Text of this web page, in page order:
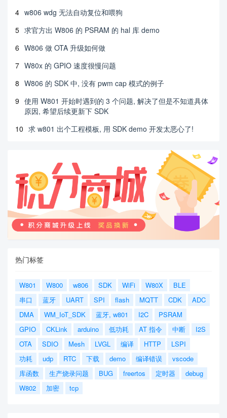
4 w806 wdg 无法自动复位和喂狗
5 求官方出 W806 的 PSRAM 的 hal 库 demo
6 W806 做 OTA 升级如何做
7 W80x 的 GPIO 速度很慢问题
8 W806 的 SDK 中, 没有 pwm cap 模式的例子
9 使用 W801 开始时遇到的 3 个问题, 解决了但是不知道具体
原因, 希望后续更新下 SDK
10 求 w801 出个工程模板, 用 SDK demo 开发太恶心了!
热门标签
W801 W800 w806 SDK WiFi W80X
BLE
串口
蓝牙 UART SPI flash MQTT CDK
ADC
DMA
WM_IoT_SDK 蓝牙, w801 I2C
PSRAM
GPIO
CKLink arduino 低功耗 AT 指令 中断
I2S
OTA
SDIO Mesh LVGL 编译 HTTP
LSPI
功耗
udp RTC 下载 demo 编译错误
vscode
库函数
生产烧录问题 BUG freertos 定时器
debug
W802
加密 tcp